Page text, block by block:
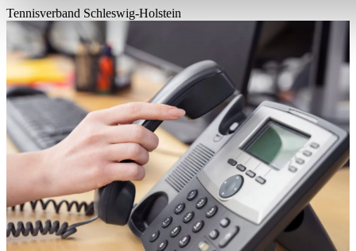
analysieren. Außerdem geben wir Informationen zu Ihrer
an unsere Partner für soziale Medien, Werbung und
führen diese Informationen möglicherweise mit weiteren
ihnen bereitgestellt haben oder die sie im Rahmen Ihrer
gesammelt haben. DieCookie-Einstellungenkönnen
Footer aufgerufen und angepasst werden.
Tennisverband Schleswig-Holstein